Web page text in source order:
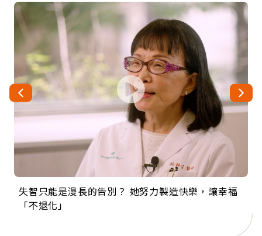
失智只能是漫長的告別？ 她努力製造快樂，讓幸福
「不退化」
來自剛果的巧克力神父 為台灣奉獻36年 「台灣是我
的家，我連作夢都講台語！」
63歲卸矽谷副總、搬回台灣找快樂！「蛋黃哥小
丑」走進安養院，逗樂上萬爺奶：退休後才開始真
104歲打破金氏世界紀錄 成為全球最年長羽球選
手，分享長壽的秘密原來是「這個」
事業巔峰他選擇追夢…黑手阿伯拉小提琴還登上小
巨蛋！連CNN都大讚！